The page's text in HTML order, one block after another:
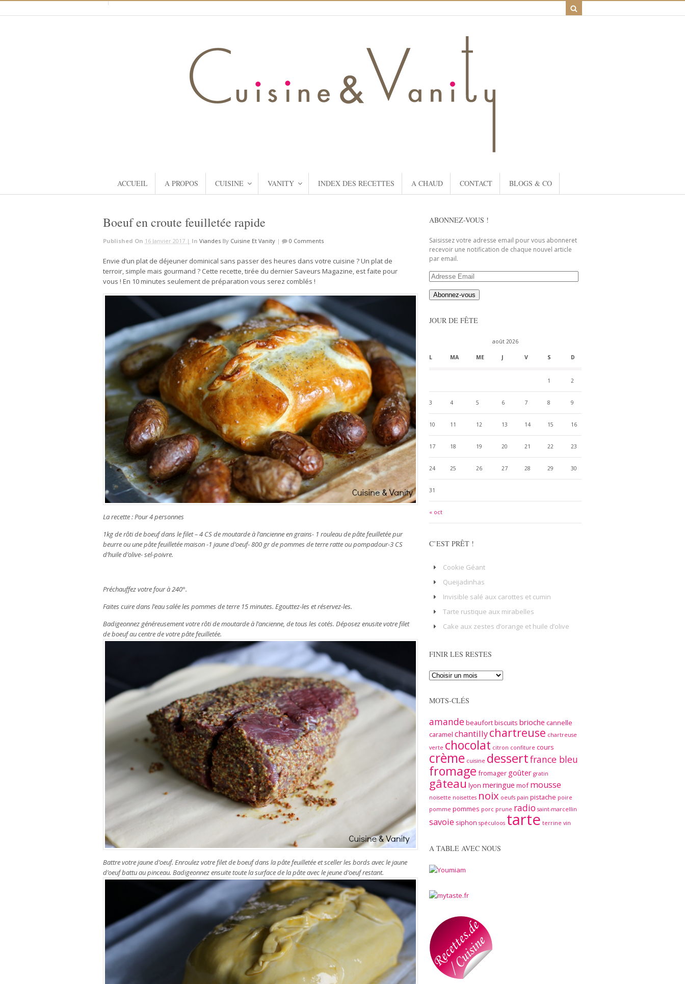
ACCUEIL A PROPOS CUISINE VANITY INDEX DES RECETTES A CHAUD CONTACT BLOGS & CO
Boeuf en croute feuilletée rapide
Published On 16 Janvier 2017 | In Viandes By Cuisine Et Vanity | 0 Comments
Envie d’un plat de déjeuner dominical sans passer des heures dans votre cuisine ? Un plat de
terroir, simple mais gourmand ? Cette recette, tirée du dernier Saveurs Magazine, est faite pour
vous ! En 10 minutes seulement de préparation vous serez comblés !
La recette : Pour 4 personnes
1kg de rôti de boeuf dans le filet – 4 CS de moutarde à l’ancienne en grains- 1 rouleau de pâte feuilletée pur
beurre ou une pâte feuilletée maison -1 jaune d’oeuf- 800 gr de pommes de terre ratte ou pompadour-3 CS
d’huile d’olive- sel-poivre.
Préchauffez votre four à 240°.
Faites cuire dans l’eau salée les pommes de terre 15 minutes. Egouttez-les et réservez-les.
Badigeonnez généreusement votre rôti de moutarde à l’ancienne, de tous les cotés. Déposez enusite votre filet
de boeuf au centre de votre pâte feuilletée.
Battre votre jaune d’oeuf. Enroulez votre filet de boeuf dans la pâte feuilletée et sceller les bords avec le jaune
d’oeuf battu au pinceau. Badigeonnez ensuite toute la surface de la pâte avec le jeune d’oeuf restant.
ABONNEZ-VOUS !
Saisissez votre adresse email pour vous abonneret
recevoir une notification de chaque nouvel article
par email.
Adresse
Email
JOUR DE FÊTE
août 2026
L MA ME J V S D
« oct
1 2
3 4 5 6 7 8 9
10 11 12 13 14 15 16
17 18 19 20 21 22 23
24 25 26 27 28 29 30
31
C’EST PRÊT !
Cookie Géant
Queijadinhas
Invisible salé aux carottes et cumin
Tarte rustique aux mirabelles
Cake aux zestes d’orange et huile d’olive
FINIR LES RESTES
MOTS-CLÉS
amandebeaufortbiscuits brioche cannelle
caramel chantillychartreuse chartreuse
verte chocolat citron confiture cours
crème cuisine dessertfrance bleu
fromage fromager goûter gratin
gâteaulyon meringue mof mousse
noisette noisettes noix oeufs pain pistache poire
pomme pommes porc prune radio saint-marcellin
savoie siphon spéculoos tarte terrine vin
A TABLE AVEC NOUS